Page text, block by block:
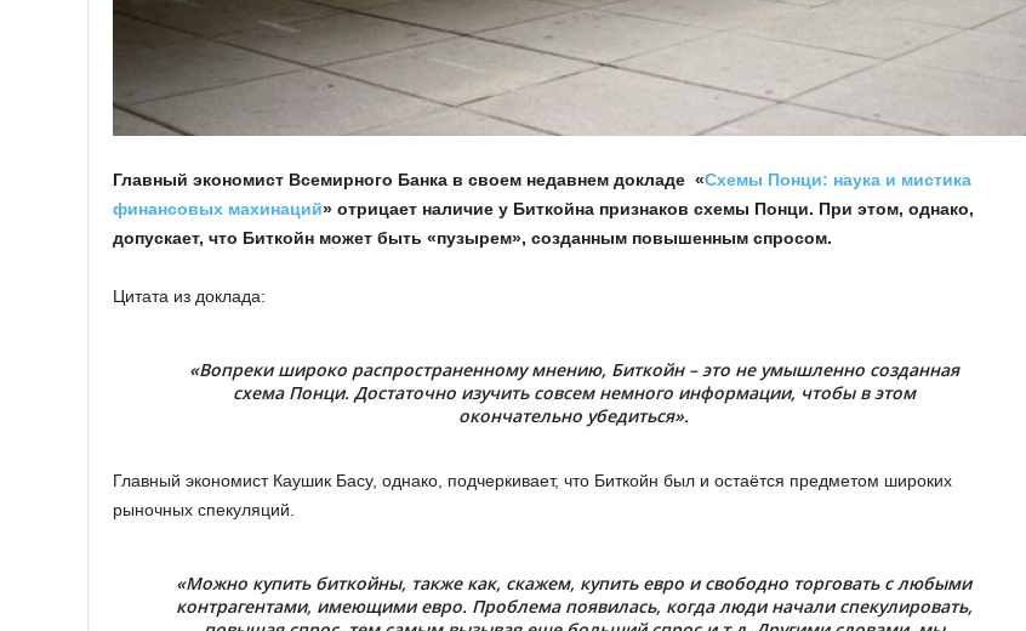
Главный экономист Всемирного Банка в своем недавнем докладе «Схемы Понци: наука и мистика
финансовых махинаций» отрицает наличие у Биткойна признаков схемы Понци. При этом, однако,
допускает, что Биткойн может быть «пузырем», созданным повышенным спросом.
Цитата из доклада:
«Вопреки широко распространенному мнению, Биткойн – это не умышленно созданная
схема Понци. Достаточно изучить совсем немного информации, чтобы в этом
окончательно убедиться».
Главный экономист Каушик Басу, однако, подчеркивает, что Биткойн был и остаётся предметом широких
рыночных спекуляций.
«Можно купить биткойны, также как, скажем, купить евро и свободно торговать с любыми
контрагентами, имеющими евро. Проблема появилась, когда люди начали спекулировать,